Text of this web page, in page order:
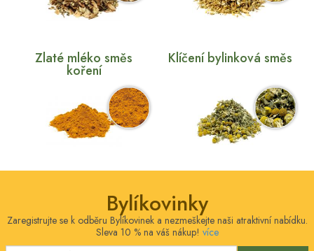
Zlaté mléko směs
koření
Klíčení bylinková směs
Bylíkovinky
Zaregistrujte se k odběru Bylíkovinek a nezmeškejte naši atraktivní nabídku.
Sleva 10 % na váš nákup! více